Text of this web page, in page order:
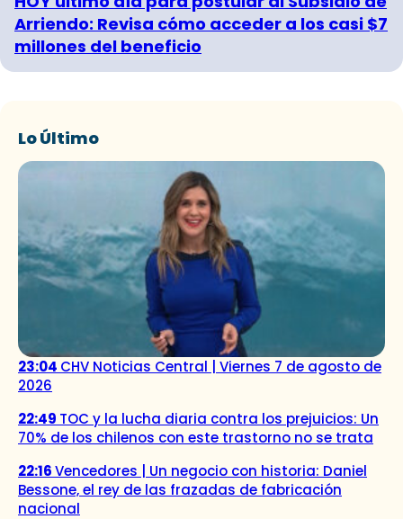
Arriendo: Revisa cómo acceder a los casi $7
millones del beneficio
Lo Último
23:04 CHV Noticias Central | Viernes 7 de agosto de
2026
22:49 TOC y la lucha diaria contra los prejuicios: Un
70% de los chilenos con este trastorno no se trata
22:16Vencedores | Un negocio con historia: Daniel
Bessone, el rey de las frazadas de fabricación
nacional